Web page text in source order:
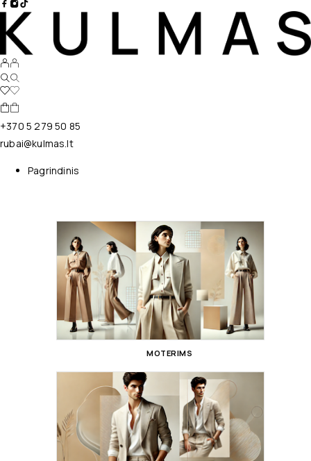
+370 5 279 50 85
rubai@kulmas.lt
Pagrindinis
MOTERIMS